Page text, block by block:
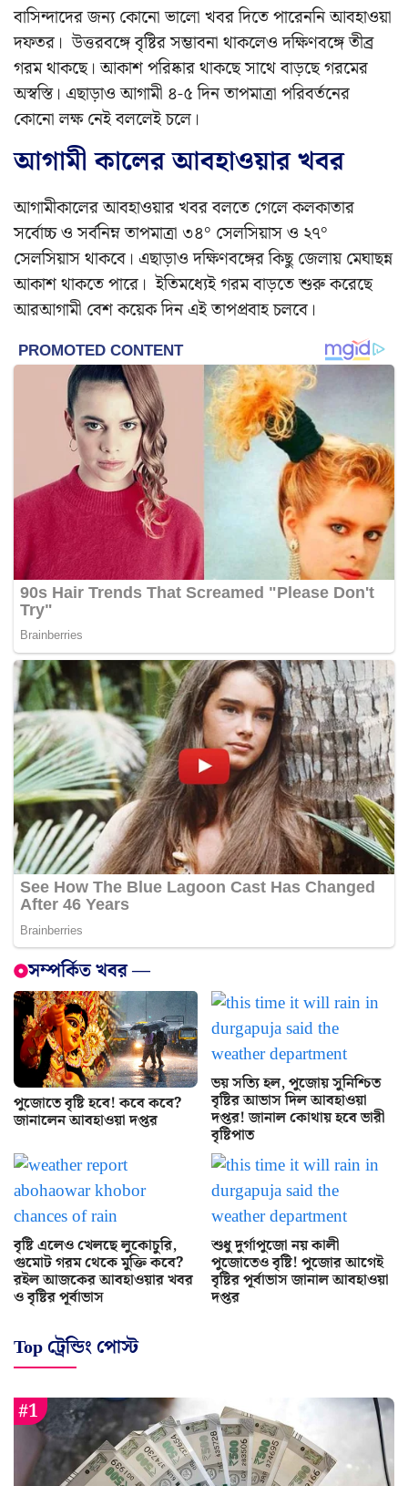
বাসিন্দাদের জন্য কোনো ভালো খবর দিতে পারেননি আবহাওয়া
দফতর। উত্তরবঙ্গে বৃষ্টির সম্ভাবনা থাকলেও দক্ষিণবঙ্গে তীব্র
গরম থাকছে। আকাশ পরিষ্কার থাকছে সাথে বাড়ছে গরমের
অস্বস্তি। এছাড়াও আগামী ৪-৫ দিন তাপমাত্রা পরিবর্তনের
কোনো লক্ষ নেই বললেই চলে।
আগামী কালের আবহাওয়ার খবর
আগামীকালের আবহাওয়ার খবর বলতে গেলে কলকাতার
সর্বোচ্চ ও সর্বনিম্ন তাপমাত্রা ৩৪° সেলসিয়াস ও ২৭°
সেলসিয়াস থাকবে। এছাড়াও দক্ষিণবঙ্গের কিছু জেলায় মেঘাছন্ন
আকাশ থাকতে পারে। ইতিমধ্যেই গরম বাড়তে শুরু করেছে
আরআগামী বেশ কয়েক দিন এই তাপপ্রবাহ চলবে।
সম্পর্কিত খবর —
পুজোতে বৃষ্টি হবে! কবে কবে?
জানালেন আবহাওয়া দপ্তর
ভয় সত্যি হল, পুজোয় সুনিশ্চিত
বৃষ্টির আভাস দিল আবহাওয়া
দপ্তর! জানাল কোথায় হবে ভারী
বৃষ্টিপাত
বৃষ্টি এলেও খেলছে লুকোচুরি,
গুমোট গরম থেকে মুক্তি কবে?
রইল আজকের আবহাওয়ার খবর
ও বৃষ্টির পূর্বাভাস
শুধু দুর্গাপুজো নয় কালী
পুজোতেও বৃষ্টি! পুজোর আগেই
বৃষ্টির পূর্বাভাস জানাল আবহাওয়া
দপ্তর
Top ট্রেন্ডিং পোস্ট